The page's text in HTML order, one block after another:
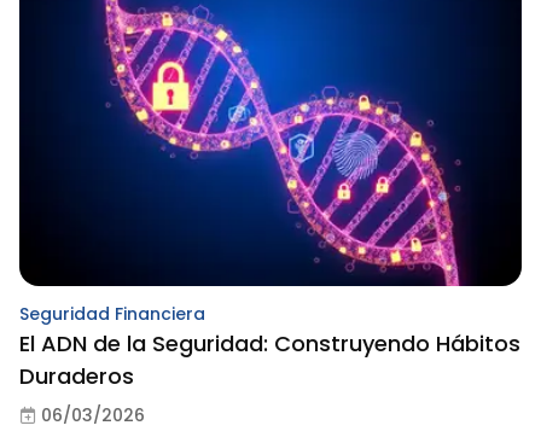
Seguridad Financiera
El ADN de la Seguridad: Construyendo Hábitos
Duraderos
06/03/2026